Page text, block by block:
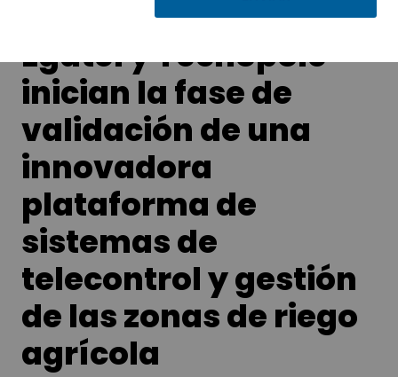
Egatel y Tecnópole
inician la fase de
validación de una
innovadora
plataforma de
sistemas de
telecontrol y gestión
de las zonas de riego
agrícola